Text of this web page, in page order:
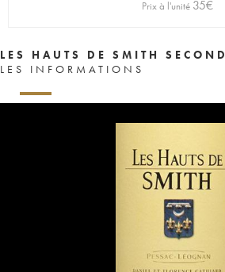
Prix à l'unité 35€
LES HAUTS DE SMITH
LES INFORMATIONS